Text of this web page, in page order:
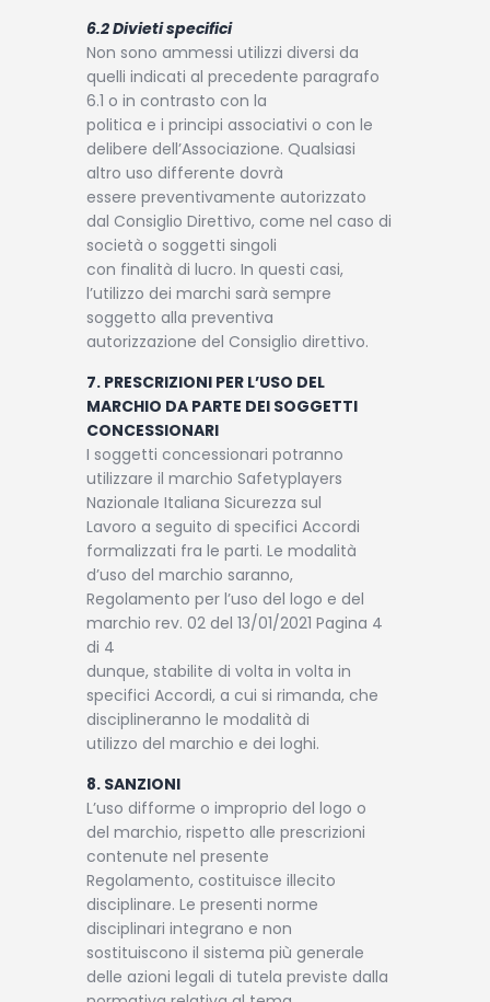
6.2 Divieti specifici
Non sono ammessi utilizzi diversi da
quelli indicati al precedente paragrafo
6.1 o in contrasto con la
politica e i principi associativi o con le
delibere dell’Associazione. Qualsiasi
altro uso differente dovrà
essere preventivamente autorizzato
dal Consiglio Direttivo, come nel caso di
società o soggetti singoli
con finalità di lucro. In questi casi,
l’utilizzo dei marchi sarà sempre
soggetto alla preventiva
autorizzazione del Consiglio direttivo.
7. PRESCRIZIONI PER L’USO DEL
MARCHIO DA PARTE DEI SOGGETTI
CONCESSIONARI
I soggetti concessionari potranno
utilizzare il marchio Safetyplayers
Nazionale Italiana Sicurezza sul
Lavoro a seguito di specifici Accordi
formalizzati fra le parti. Le modalità
d’uso del marchio saranno,
Regolamento per l’uso del logo e del
marchio rev. 02 del 13/01/2021 Pagina 4
di 4
dunque, stabilite di volta in volta in
specifici Accordi, a cui si rimanda, che
disciplineranno le modalità di
utilizzo del marchio e dei loghi.
8. SANZIONI
L’uso difforme o improprio del logo o
del marchio, rispetto alle prescrizioni
contenute nel presente
Regolamento, costituisce illecito
disciplinare. Le presenti norme
disciplinari integrano e non
sostituiscono il sistema più generale
delle azioni legali di tutela previste dalla